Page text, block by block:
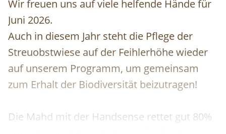
Wir freuen uns auf viele helfende Hände für
Juni 2026.
Auch in diesem Jahr steht die Pflege der
Streuobstwiese auf der Feihlerhöhe wieder
auf unserem Programm, um gemeinsam
zum Erhalt der Biodiversität beizutragen!
Die Mahd mit der Handsense rettet gut 80%